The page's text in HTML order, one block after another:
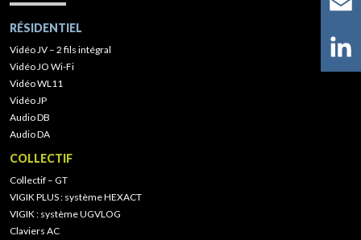
RÉSIDENTIEL
Vidéo JV – 2 fils intégral
Vidéo JO Wi-Fi
Vidéo WL11
Vidéo JP
Audio DB
Audio DA
COLLECTIF
Collectif – GT
VIGIK PLUS : système HEXACT
VIGIK : système UGVLOG
Claviers AC